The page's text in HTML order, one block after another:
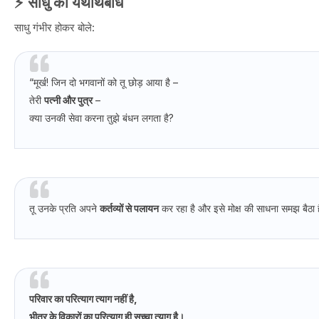
साधु गंभीर होकर बोले:
“मूर्ख! जिन दो भगवानों को तू छोड़ आया है –
तेरीपत्नी और पुत्र–
क्या उनकी सेवा करना तुझे बंधन लगता है?
तू उनके प्रति अपनेकर्तव्यों से पलायनकर रहा है और इसे मोक्ष की साधना समझ बैठा
परिवार का परित्याग त्याग नहीं है,
भीतर के विकारों का परित्याग ही सच्चा त्याग है।